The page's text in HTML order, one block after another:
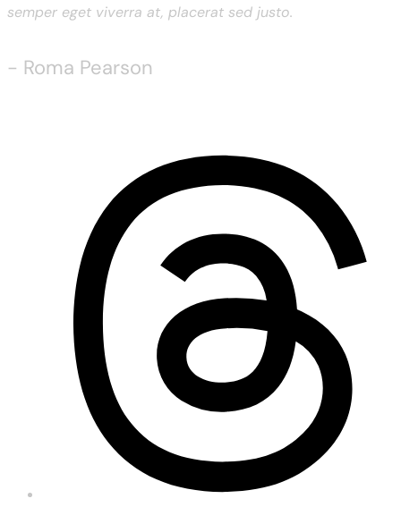
semper eget viverra at, placerat sed justo.
- Roma Pearson